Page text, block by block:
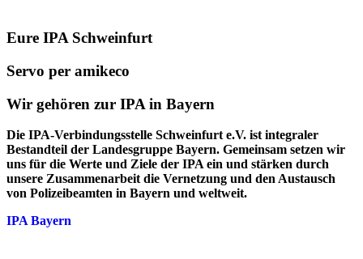
Eure IPA Schweinfurt
Servo per amikeco
Wir gehören zur IPA in Bayern
Die IPA-Verbindungsstelle Schweinfurt e.V. ist integraler
Bestandteil der Landesgruppe Bayern. Gemeinsam setzen wir
uns für die Werte und Ziele der IPA ein und stärken durch
unsere Zusammenarbeit die Vernetzung und den Austausch
von Polizeibeamten in Bayern und weltweit.
IPA Bayern